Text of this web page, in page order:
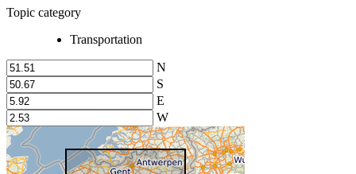
Topic category
Transportation
N
S
E
W